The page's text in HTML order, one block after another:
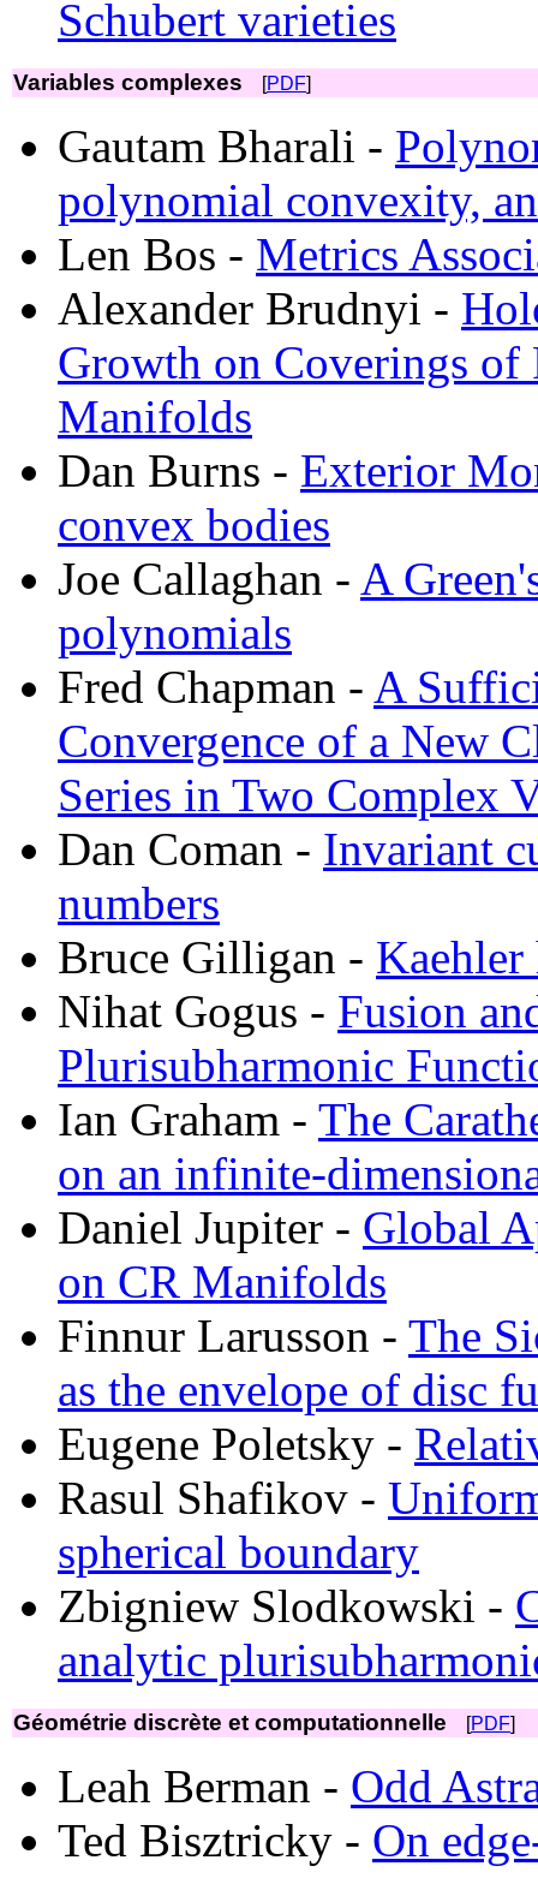
Schubert varieties
Variables complexes [PDF]
Gautam Bharali -
polynomial convexity,
Len Bos - Metrics
Alexander Brudnyi -
Growth on Coverings of
Manifolds
Dan Burns - Exterior
convex bodies
Joe Callaghan - A
polynomials
Fred Chapman - A
Convergence of a New
Series in Two Complex
Dan Coman - Invariant
numbers
Bruce Gilligan - Kaehler
Nihat Gogus - Fusion
Plurisubharmonic
Ian Graham - The
on an infinite-
Daniel Jupiter - Global
on CR Manifolds
Finnur Larusson - The
as the envelope of disc
Eugene Poletsky -
Rasul Shafikov -
spherical boundary
Zbigniew Slodkowski -
analytic
Géométrie discrète et computationnelle [PDF]
Leah Berman - Odd
Ted Bisztricky - On